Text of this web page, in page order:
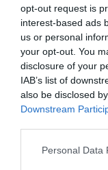
opt-out request is
interest-based ads
us or personal
your opt-out. You
disclosure of your
IAB’s list of
also be disclosed
Downstream
Personal Data
κάνουν 2 στροφές
Τερματισμού
Περιγραφή
διεξαχθεί στην
στο Ολυμπιακό
χλμ. θα
κάνουν 1 στροφή